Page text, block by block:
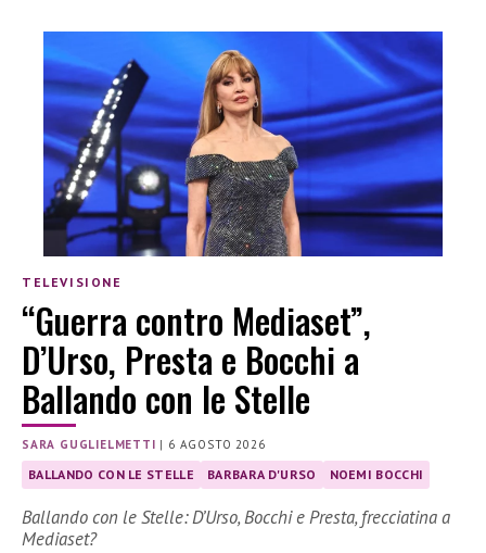
TELEVISIONE
“Guerra contro Mediaset”,
D’Urso, Presta e Bocchi a
Ballando con le Stelle
SARA GUGLIELMETTI | 6 AGOSTO 2026
BALLANDO CON LE STELLE BARBARA D'URSO NOEMI BOCCHI
Ballando con le Stelle: D’Urso, Bocchi e Presta, frecciatina a
Mediaset?